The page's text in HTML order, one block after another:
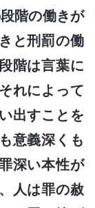
階の働きが
と刑罰の働
階は言葉に
れによって
出すことを
意義深くも
深い本性が
人は罪の赦